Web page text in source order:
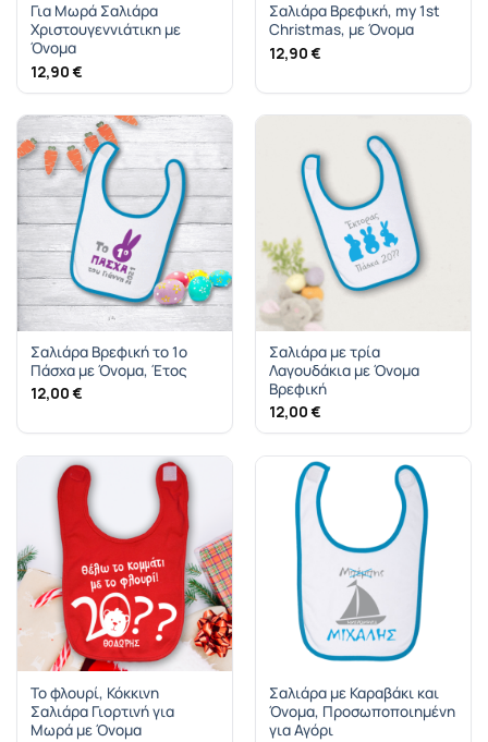
Για Μωρά Σαλιάρα
Χριστουγεννιάτικη με
Όνομα
12,90 €
Σαλιάρα Βρεφική, my 1st
Christmas, με Όνομα
12,90 €
Σαλιάρα Βρεφική το 1ο
Πάσχα με Όνομα, Έτος
12,00 €
Σαλιάρα με τρία
Λαγουδάκια με Όνομα
Βρεφική
12,00 €
Το φλουρί, Κόκκινη
Σαλιάρα Γιορτινή για
Μωρά με Όνομα
Σαλιάρα με Καραβάκι και
Όνομα, Προσωποποιημένη
για Αγόρι